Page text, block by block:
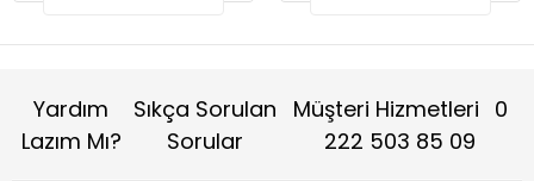
Yardım
Lazım Mı?
Sıkça Sorulan
Sorular
Müşteri Hizmetleri 0
222 503 85 09